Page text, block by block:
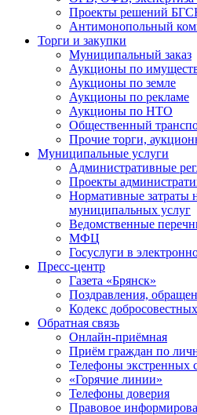
Проекты решений
Антимонопольный
Торги и закупки
Муниципальный заказ
Аукционы по
Аукционы по земле
Аукционы по рекламе
Аукционы по НТО
Общественный
Прочие торги,
Муниципальные услуги
Административные
Проекты
Нормативные затраты
муниципальных услуг
Ведомственные
МФЦ
Госуслуги в
Пресс-центр
Газета «Брянск»
Поздравления,
Кодекс
Обратная связь
Онлайн-приёмная
Приём граждан по
Телефоны экстренных
«Горячие линии»
Телефоны доверия
Правовое